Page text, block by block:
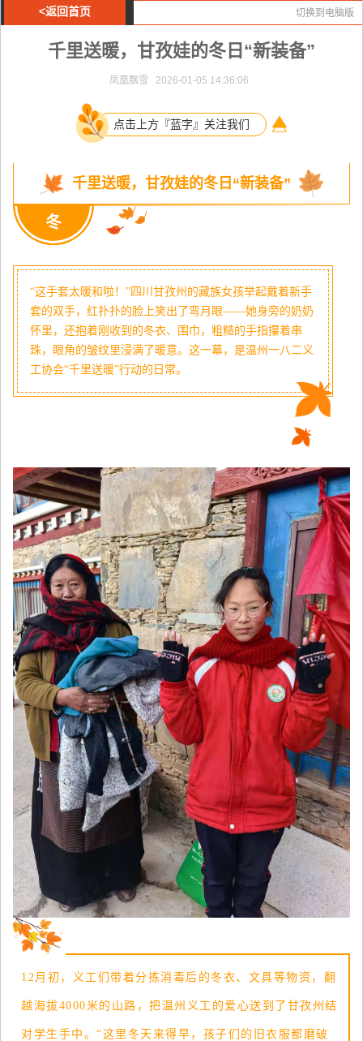
<返回首页 切换到电脑版
千里送暖，甘孜娃的冬日“新装备”
凤凰飘雪 2026-01-05 14:36:06
点击上方『蓝字』关注我们
千里送暖，甘孜娃的冬日“新装备”
冬
“这手套太暖和啦！”四川甘孜州的藏族女孩举起戴着新手
套的双手，红扑扑的脸上笑出了弯月眼——她身旁的奶奶
怀里，还抱着刚收到的冬衣、围巾，粗糙的手指攥着串
珠，眼角的皱纹里浸满了暖意。这一幕，是温州一八二义
工协会“千里送暖”行动的日常。
12月初，义工们带着分拣消毒后的冬衣、文具等物资，翻
越海拔4000米的山路，把温州义工的爱心送到了甘孜州结
对学生手中。“这里冬天来得早，孩子们的旧衣服都磨破